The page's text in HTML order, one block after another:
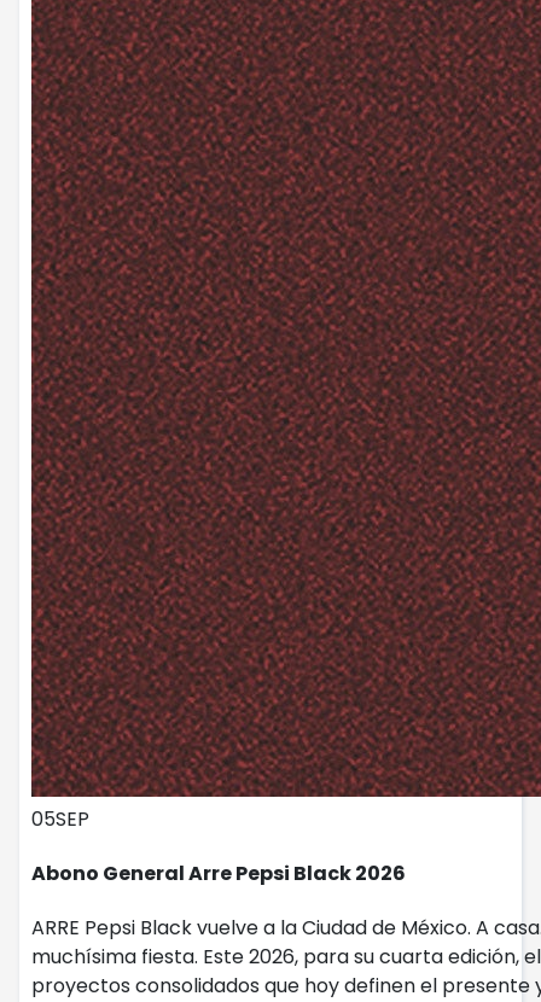
05SEP
Abono General Arre Pepsi Black 2026
ARRE Pepsi Black vuelve a la Ciudad de México. A
muchísima fiesta. Este 2026, para su cuarta
proyectos consolidados que hoy definen el presente